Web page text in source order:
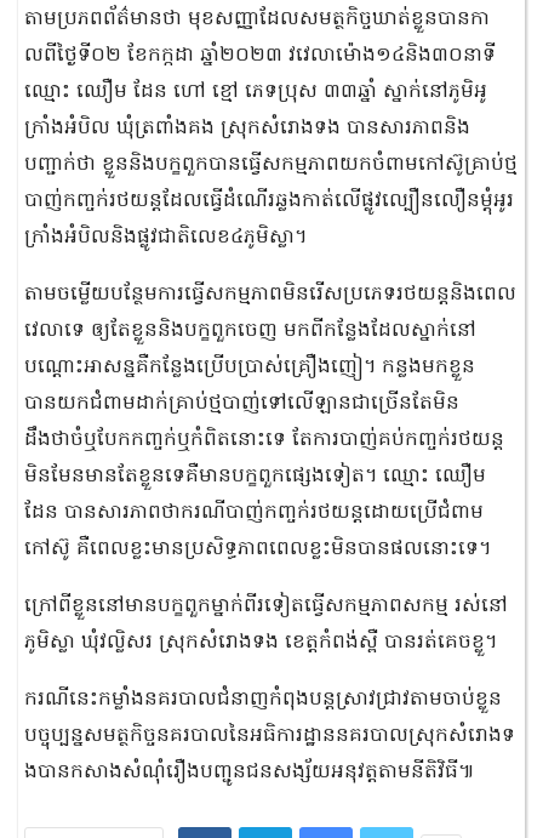
តាមប្រភពព័ត៌មានថា មុខសញ្ញាដែលសមត្ថកិច្ចឃាត់ខ្លួនបានកា​
លពីថ្ងៃទី០២ ខែកក្កដា ឆ្នាំ២០២៣ វវេលាម៉ោង១៤និង៣០នា​ទី
ឈ្មោះ ឈឿម ដែន ហៅ ខ្មៅ ភេទប្រុស ៣៣ឆ្នាំ ស្នាក់នៅភូមិអូ
ក្រាំងអំបិល ឃុំត្រពាំងគង ស្រុកសំ​រោងទង បានសារភាពនិង
បញ្ជាក់ថា ខ្លួននិងបក្ខពួក​បានធ្វេីសកម្មភាពយកចំពាមកៅស៊ូគ្រាប់ថ្ម
បាញ់ក​ញ្ចក់រថយន្តដែលធ្វេីដំណេីរឆ្លងកាត់លេីផ្លូវល្បឿន​លឿនម្ដុំអូរ
ក្រាំងអំបិលនិងផ្លូវជាតិលេខ៤ភូមិស្លា។
តាមចម្លេីយបន្ថែមការធ្វេីសកម្មភាពមិនរេីសប្រភេ​ទ​រថយន្ដនិងពេល
វេលាទេ​ ឲ្យតែខ្លួននិងបក្ខពួកចេ​ញ មកពីកន្លែងដែលស្នាក់នៅ
បណ្ដោះអាសន្នគឺកន្លែងប្រេី​បប្រាស់គ្រឿងញៀ។ កន្លងមកខ្លួន
បានយកជំពាមដាក់គ្រាប់ថ្មបាញ់ទៅលេីឡានជាច្រេីនតែមិន
ដឹងថាចំឬបែកកញ្ចក់ឬកំពិតនោះទេ​ តែការបាញ់គប់កញ្ចក់​រ​ថយន្ដ
មិនមែនមានតែខ្លួនទេគឺមានបក្ខពួកផ្សេង​ទៀ​ត។ ឈ្មោះ ឈឿម
ដែន បានសារភាពថាករណីបាញ់កញ្ចក់រថយន្តដោយប្រើជំពាម
កៅស៊ូ គឺពេលខ្លះមានប្រសិទ្ធភាពពេលខ្លះមិនបានផលនោះទេ​។
ក្រៅពីខ្លួននៅមានបក្ខពួកម្នាក់ពីរទៀតធ្វើសកម្មភាពសកម្ម រស់នៅ
ភូមិស្លា ឃុំវល្លិសរ ស្រុកសំរោងទង ខេត្តកំពង់ស្ពឺ​ បានរត់គេចខ្លួ។
ករណីនេះកម្លាំងនគរបាលជំនាញកំពុងបន្តស្រាវជ្រា​វតាមចាប់ខ្លួន
បច្ចុប្បន្ន​សមត្ថកិ​ច្ច​នគរបាល​នៃអធិកា​រដ្ឋាននគរ​បាល​ស្រុក​សំរោង​ទ​
ង​បាន​កសាងសំណុំរឿងបញ្ជូនជនសង្ស័យអនុវត្ដតា​មនីតិវិធី៕